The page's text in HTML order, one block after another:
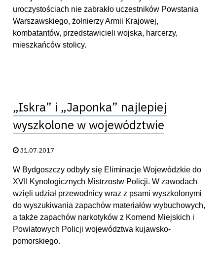
uroczystościach nie zabrakło uczestników Powstania
Warszawskiego, żołnierzy Armii Krajowej,
kombatantów, przedstawicieli wojska, harcerzy,
mieszkańców stolicy.
„Iskra” i „Japonka” najlepiej
wyszkolone w województwie
Data publikacji:
31.07.2017
W Bydgoszczy odbyły się Eliminacje Wojewódzkie do
XVII Kynologicznych Mistrzostw Policji. W zawodach
wzięli udział przewodnicy wraz z psami wyszkolonymi
do wyszukiwania zapachów materiałów wybuchowych,
a także zapachów narkotyków z Komend Miejskich i
Powiatowych Policji województwa kujawsko-
pomorskiego.